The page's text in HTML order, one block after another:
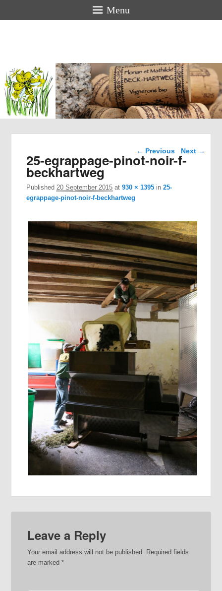
Menu
Mathilde
BECK-
HARTWEG
Image navigation
← Previous Next →
25-egrappage-pinot-noir-f-
beckhartweg
Published20 September 2015 at930 × 1395 in25-
egrappage-pinot-noir-f-beckhartweg
Leave a Reply
Your email address will not be published.
Required fields
are marked*